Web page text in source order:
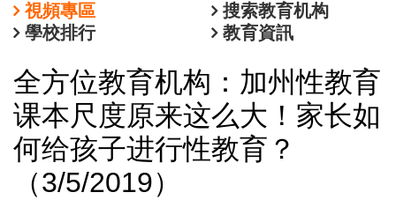
視頻專區
搜索教育机构
學校排行
教育資訊
全方位教育机构：加州性教育
课本尺度原来这么大！家长如
何给孩子进行性教育？
（3/5/2019）